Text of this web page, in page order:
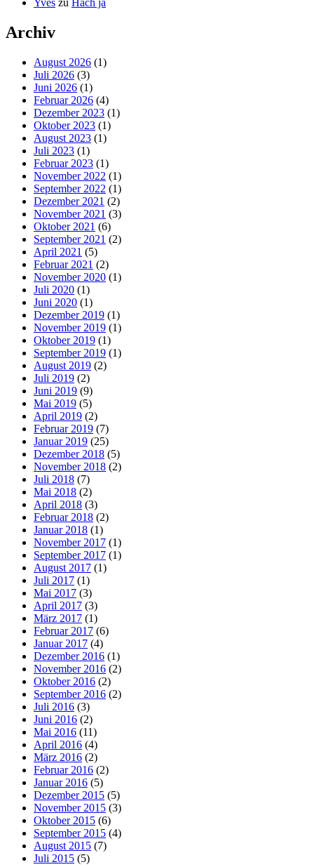
Yves zu Hach ja
Archiv
August 2026 (1)
Juli 2026 (3)
Juni 2026 (1)
Februar 2026 (4)
Dezember 2023 (1)
Oktober 2023 (1)
August 2023 (1)
Juli 2023 (1)
Februar 2023 (1)
November 2022 (1)
September 2022 (1)
Dezember 2021 (2)
November 2021 (3)
Oktober 2021 (6)
September 2021 (2)
April 2021 (5)
Februar 2021 (2)
November 2020 (1)
Juli 2020 (1)
Juni 2020 (1)
Dezember 2019 (1)
November 2019 (1)
Oktober 2019 (1)
September 2019 (1)
August 2019 (2)
Juli 2019 (2)
Juni 2019 (9)
Mai 2019 (5)
April 2019 (2)
Februar 2019 (7)
Januar 2019 (25)
Dezember 2018 (5)
November 2018 (2)
Juli 2018 (7)
Mai 2018 (2)
April 2018 (3)
Februar 2018 (2)
Januar 2018 (1)
November 2017 (1)
September 2017 (1)
August 2017 (1)
Juli 2017 (1)
Mai 2017 (3)
April 2017 (3)
März 2017 (1)
Februar 2017 (6)
Januar 2017 (4)
Dezember 2016 (1)
November 2016 (2)
Oktober 2016 (2)
September 2016 (2)
Juli 2016 (3)
Juni 2016 (2)
Mai 2016 (11)
April 2016 (4)
März 2016 (2)
Februar 2016 (2)
Januar 2016 (5)
Dezember 2015 (5)
November 2015 (3)
Oktober 2015 (6)
September 2015 (4)
August 2015 (7)
Juli 2015 (5)